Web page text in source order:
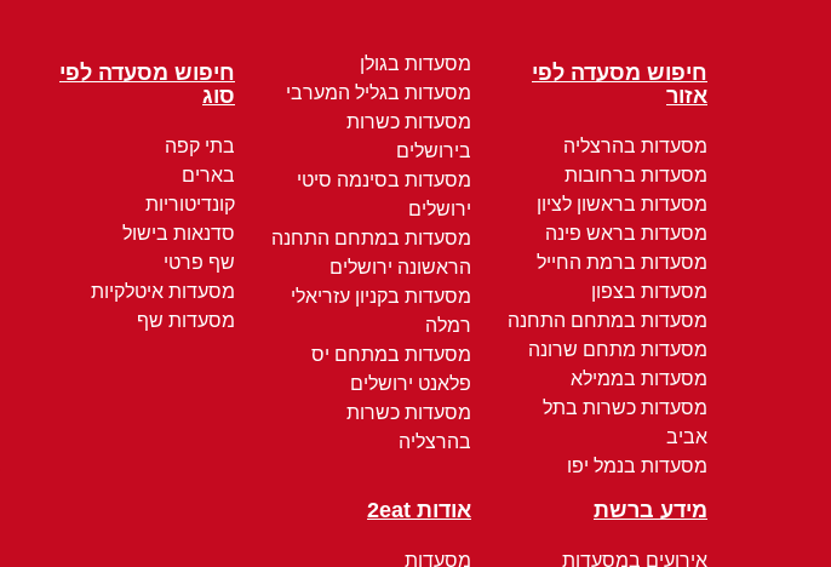
חיפוש מסעדה לפי
אזור
מסעדות בהרצליה
מסעדות ברחובות
מסעדות בראשון לציון
מסעדות בראש פינה
מסעדות ברמת החייל
מסעדות בצפון
מסעדות במתחם התחנה
מסעדות מתחם שרונה
מסעדות בממילא
מסעדות כשרות בתל
אביב
מסעדות בנמל יפו
מסעדות בגולן
מסעדות בגליל המערבי
מסעדות כשרות
בירושלים
מסעדות בסינמה סיטי
ירושלים
מסעדות במתחם התחנה
הראשונה ירושלים
מסעדות בקניון עזריאלי
רמלה
מסעדות במתחם יס
פלאנט ירושלים
מסעדות כשרות
בהרצליה
חיפוש מסעדה לפי
סוג
בתי קפה
בארים
קונדיטוריות
סדנאות בישול
שף פרטי
מסעדות איטלקיות
מסעדות שף
מידע ברשת
אירועים במסעדות
אודות 2eat
מסעדות